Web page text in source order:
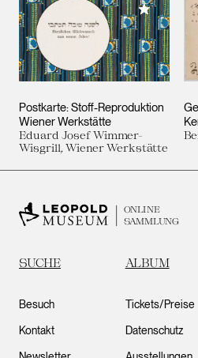
Postkarte: Stoff-Reproduktion
Wiener Werkstätte
Eduard Josef Wimmer-
Wisgrill, Wiener Werkstätte
Meiner
ONLINE
SAMMLUNG
SUCHE ALBUM
Besuch
Kontakt
Tickets/Preise
Datenschutz